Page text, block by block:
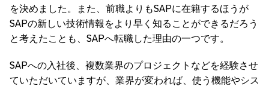
を決めました。また、前職よりもSAPに在籍するほうが
SAPの新しい技術情報をより早く知ることができるだろう
と考えたことも、SAPへ転職した理由の一つです。
SAPへの入社後、複数業界のプロジェクトなどを経験させ
ていただいていますが、業界が変われば、使う機能やシス